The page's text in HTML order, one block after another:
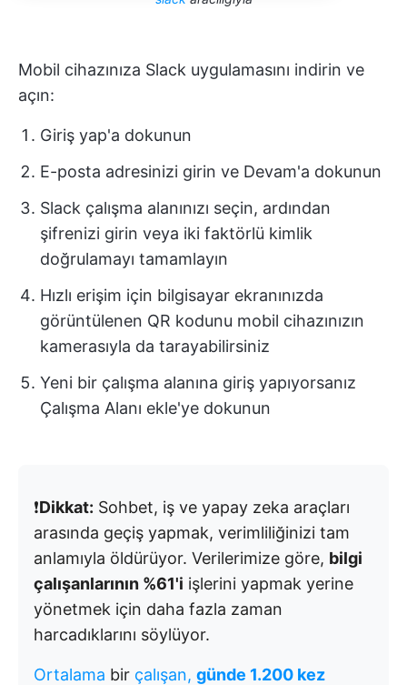
Mobil cihazınıza Slack uygulamasını indirin ve
açın:
Giriş yap'a dokunun
E-posta adresinizi girin ve Devam'a dokunun
Slack çalışma alanınızı seçin, ardından
şifrenizi girin veya iki faktörlü kimlik
doğrulamayı tamamlayın
Hızlı erişim için bilgisayar ekranınızda
görüntülenen QR kodunu mobil cihazınızın
kamerasıyla da tarayabilirsiniz
Yeni bir çalışma alanına giriş yapıyorsanız
Çalışma Alanı ekle'ye dokunun
❗️Dikkat: Sohbet, iş ve yapay zeka araçları
arasında geçiş yapmak, verimliliğinizi tam
anlamıyla öldürüyor. Verilerimize göre, bilgi
çalışanlarının %61'i işlerini yapmak yerine
yönetmek için daha fazla zaman
harcadıklarını söylüyor.
Ortalama bir çalışan, günde 1.200 kez